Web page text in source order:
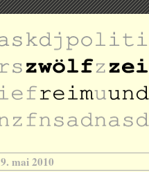
9. mai 2010